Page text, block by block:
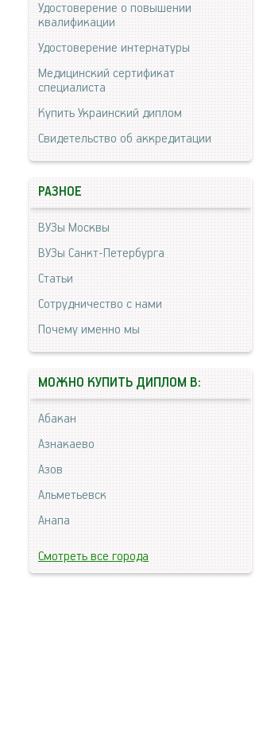
Удостоверение о повышении
квалификации
Удостоверение интернатуры
Медицинский сертификат
специалиста
Купить Украинский диплом
Свидетельство об аккредитации
РАЗНОЕ
ВУЗы Москвы
ВУЗы Санкт-Петербурга
Статьи
Сотрудничество с нами
Почему именно мы
МОЖНО КУПИТЬ ДИПЛОМ В:
Абакан
Азнакаево
Азов
Альметьевск
Анапа
Смотреть все города